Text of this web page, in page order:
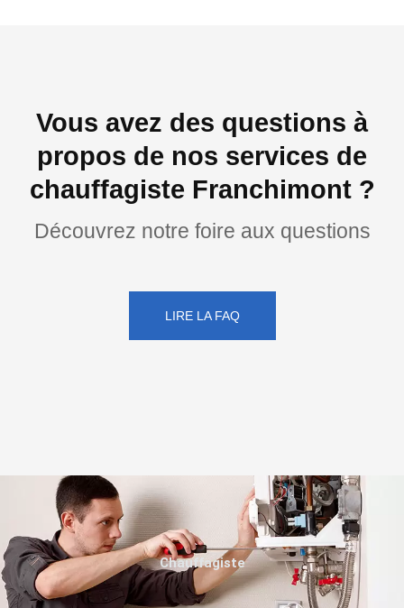
Vous avez des questions à
propos de nos services de
chauffagiste Franchimont ?
Découvrez notre foire aux questions
LIRE LA FAQ
Chauffagiste